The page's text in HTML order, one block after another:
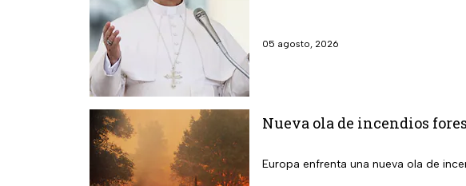
05 agosto, 2026
Nueva ola de incendios
Europa enfrenta una nueva ola de